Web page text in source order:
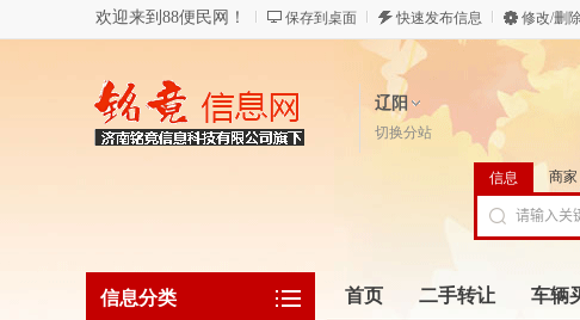
欢迎来到88便民网！ 保存到桌面 快速发布信息 修改/删
辽阳
切换分站
信息 商家
信息分类 首页 二手转让 车辆